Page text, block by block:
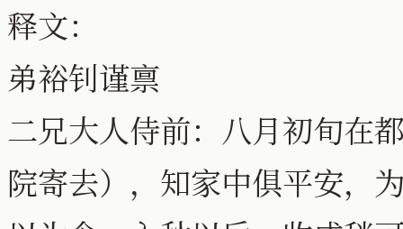
释文：
弟裕钊谨禀
二兄大人侍前：八月初旬在
院寄去），知家中俱平安，